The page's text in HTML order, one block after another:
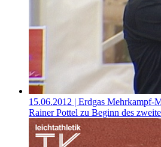
15.06.2012 | Erdgas Mehrkampf-
Rainer Pottel zu Beginn des